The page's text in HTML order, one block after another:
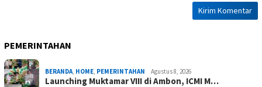
PEMERINTAHAN
BERANDA HOME PEMERINTAHAN Agustus 8, 2026
Launching Muktamar VIII di Ambon, ICMI M…